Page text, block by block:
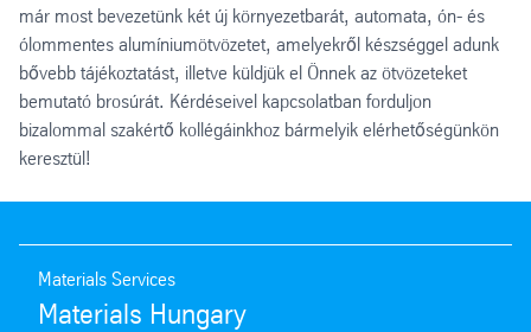
már most bevezetünk két új környezetbarát, automata, ón- és
ólommentes alumíniumötvözetet, amelyekről készséggel adunk
bővebb tájékoztatást, illetve küldjük el Önnek az ötvözeteket
bemutató brosúrát. Kérdéseivel kapcsolatban forduljon
bizalommal szakértő kollégáinkhoz bármelyik elérhetőségünkön
keresztül!
Materials Services
Materials Hungary